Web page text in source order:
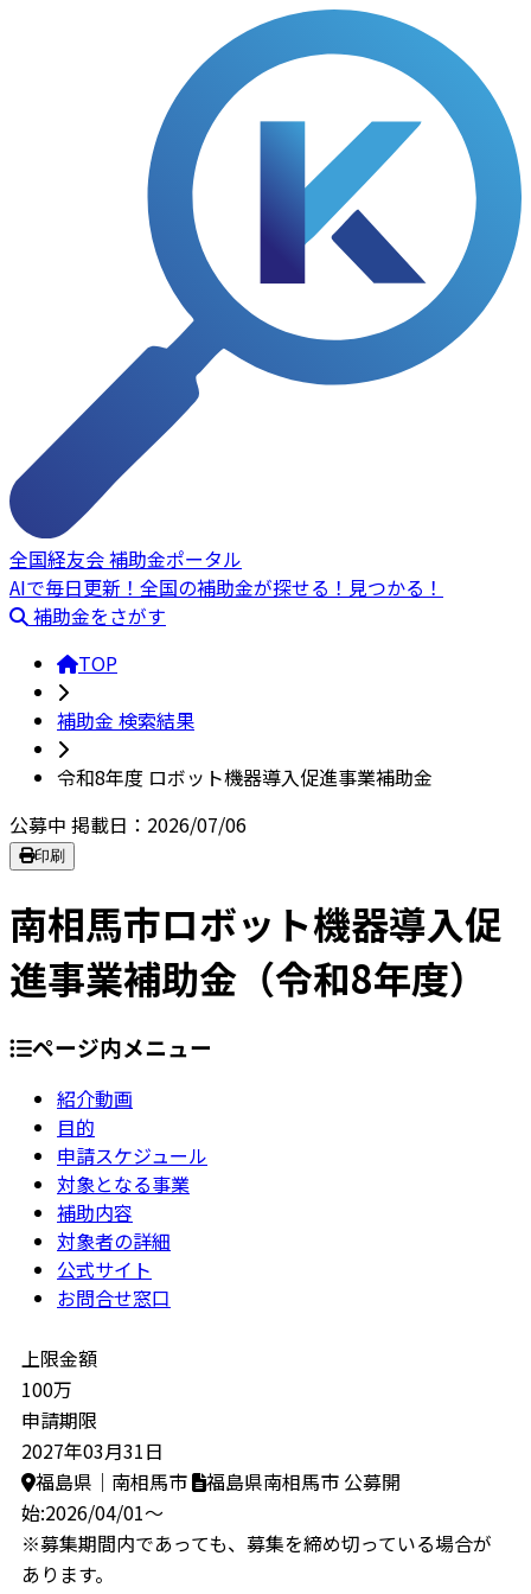
全国経友会 補助金ポータル
AIで毎日更新！全国の補助金が探せる！見つかる！
補助金をさがす
TOP
補助金 検索結果
令和8年度 ロボット機器導入促進事業補助金
公募中 掲載日：2026/07/06
印刷
南相馬市ロボット機器導入促
進事業補助金（令和8年度）
ページ内メニュー
紹介動画
目的
申請スケジュール
対象となる事業
補助内容
対象者の詳細
公式サイト
お問合せ窓口
上限金額
100万
申請期限
2027年03月31日
福島県｜南相馬市
福島県南相馬市 公募開
始:2026/04/01～
※募集期間内であっても、募集を締め切っている場合が
あります。